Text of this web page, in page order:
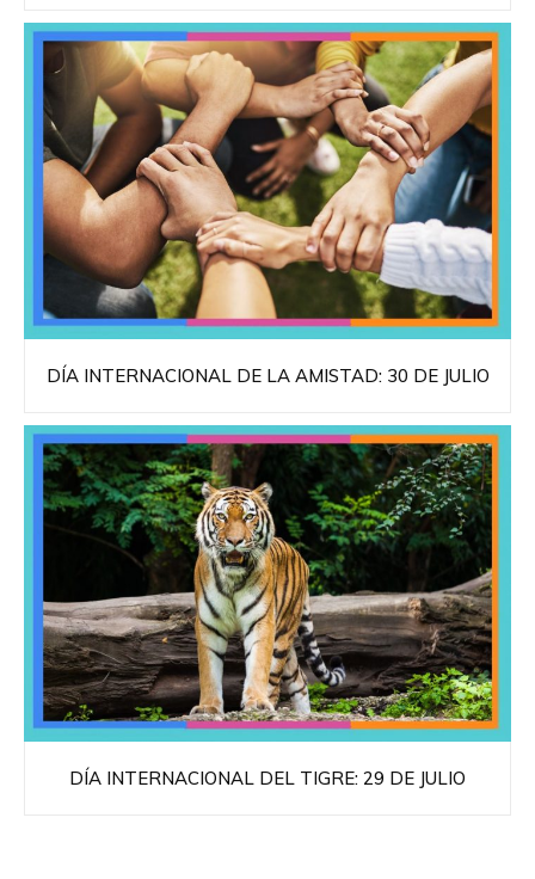
DÍA INTERNACIONAL DE LA AMISTAD: 30 DE JULIO
DÍA INTERNACIONAL DEL TIGRE: 29 DE JULIO